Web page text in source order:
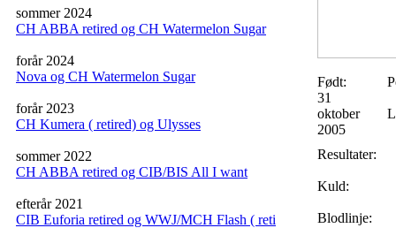
sommer 2024
CH ABBA retired og CH Watermelon Sugar
forår 2024
Nova og CH Watermelon Sugar
forår 2023
CH Kumera ( retired) og Ulysses
sommer 2022
CH ABBA retired og CIB/BIS All I want
efterår 2021
CIB Euforia retired og WWJ/MCH Flash ( reti
Født:
31
oktober
2005
Resultater:
Kuld:
Blodlinje: